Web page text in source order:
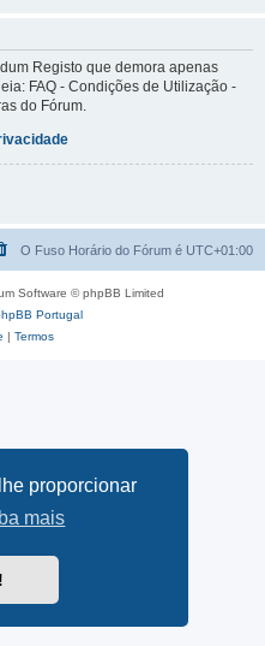
proporcionar
mais
Registo que demora apenas
FAQ - Condições de Utilização -
do Fórum.
O Fuso Horário do Fórum é UTC+01:00
Software © phpBB Limited
Portugal
| Termos